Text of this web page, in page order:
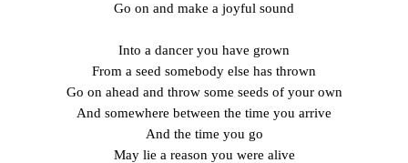
Go on and make a joyful sound
Into a dancer you have grown
From a seed somebody else has thrown
Go on ahead and throw some seeds of your own
And somewhere between the time you arrive
And the time you go
May lie a reason you were alive